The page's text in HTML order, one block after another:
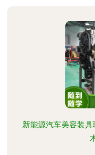
新能源汽车美容装